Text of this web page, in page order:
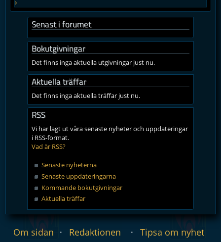
Senast i forumet
Bokutgivningar
Det finns inga aktuella utgivningar just nu.
Aktuella träffar
Det finns inga aktuella träffar just nu.
RSS
Vi har lagt ut våra senaste nyheter och uppdateringar
i RSS-format.
Vad är RSS?
Senaste nyheterna
Senaste uppdateringarna
Kommande bokutgivningar
Aktuella träffar
Om sidan Redaktionen Tipsa om nyhet